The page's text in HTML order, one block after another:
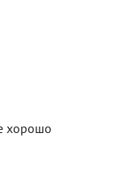
хорошо